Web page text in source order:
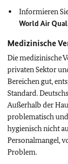
Informieren
World Air
Medizinische
Die medizinische
privaten Sektor
Bereichen gut,
Standard.
Außerhalb der
problematisch
hygienisch nicht
Personalmangel,
Problem.